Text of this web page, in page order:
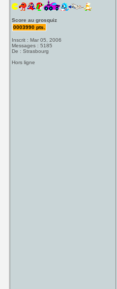
Score au grosquiz
0003990 pts.
Inscrit : Mar 05, 2006
Messages : 5185
De : Strasbourg
Hors ligne